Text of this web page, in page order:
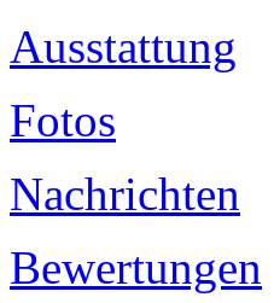
Ausstattung
Fotos
Nachrichten
Bewertungen